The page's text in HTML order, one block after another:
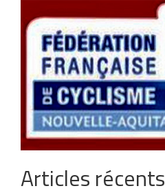
Articles récents